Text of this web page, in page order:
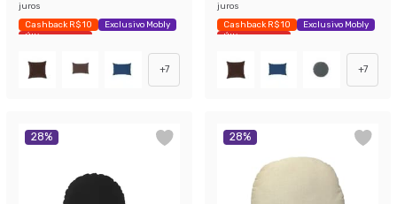
juros
Cashback R$ 10
Exclusivo Mobly
Últimas peças
+7
juros
Cashback R$ 10
Exclusivo Mobly
Últimas peças
+7
28% 28%